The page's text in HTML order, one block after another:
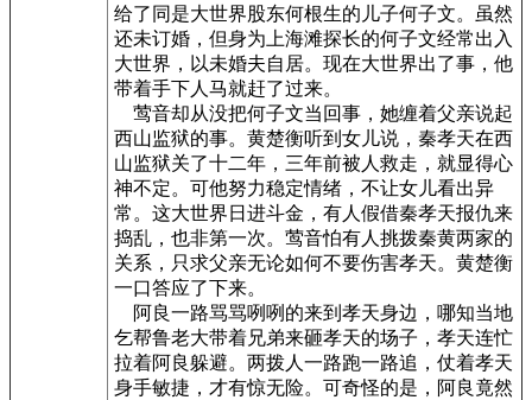
给了同是大世界股东何根生的儿子何子文。虽然
还未订婚，但身为上海滩探长的何子文经常出入
大世界，以未婚夫自居。现在大世界出了事，他
带着手下人马就赶了过来。
莺音却从没把何子文当回事，她缠着父亲说起
西山监狱的事。黄楚衡听到女儿说，秦孝天在西
山监狱关了十二年，三年前被人救走，就显得心
神不定。可他努力稳定情绪，不让女儿看出异
常。这大世界日进斗金，有人假借秦孝天报仇来
捣乱，也非第一次。莺音怕有人挑拨秦黄两家的
关系，只求父亲无论如何不要伤害孝天。黄楚衡
一口答应了下来。
阿良一路骂骂咧咧的来到孝天身边，哪知当地
乞帮鲁老大带着兄弟来砸孝天的场子，孝天连忙
拉着阿良躲避。两拨人一路跑一路追，仗着孝天
身手敏捷，才有惊无险。可奇怪的是，阿良竟然